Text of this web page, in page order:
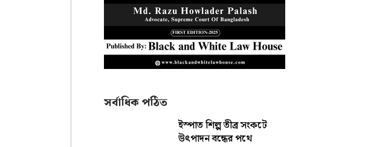
সর্বাধিক পঠিত
ইস্পাত শিল্প তীব্র সংকটে
উৎপাদন বন্ধের পথে